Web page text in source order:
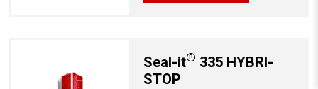
Seal-it® 335 HYBRI-
STOP